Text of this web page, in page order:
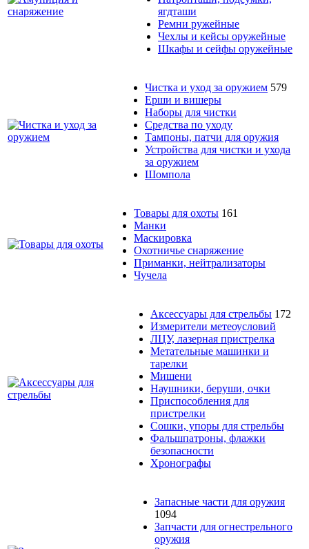
ягдташи
Ремни ружейные
Чехлы и кейсы оружейные
Шкафы и сейфы оружейные
Чистка и уход за оружием 579
Ерши и вишеры
Наборы для чистки
Средства по уходу
Тампоны, патчи для оружия
Устройства для чистки и ухода
за оружием
Шомпола
Товары для охоты 161
Манки
Маскировка
Охотничье снаряжение
Приманки, нейтрализаторы
Чучела
Аксессуары для стрельбы 172
Измерители метеоусловий
ЛЦУ, лазерная пристрелка
Метательные машинки и
тарелки
Мишени
Наушники, беруши, очки
Приспособления для
пристрелки
Сошки, упоры для стрельбы
Фальшпатроны, флажки
безопасности
Хронографы
Запасные части для оружия
1094
Запчасти для огнестрельного
оружия